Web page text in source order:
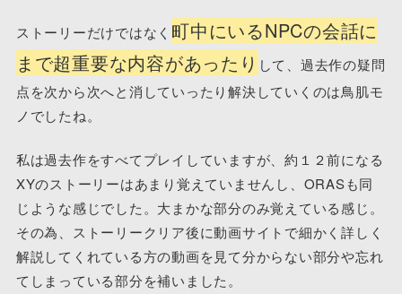
ストーリーだけではなく 町中にいるNPCの会話に
まで超重要な内容があったり して、過去作の疑問
点を次から次へと消していったり解決していくのは鳥肌モ
ノでしたね。
私は過去作をすべてプレイしていますが、約１２前になる
XYのストーリーはあまり覚えていませんし、ORASも同
じような感じでした。大まかな部分のみ覚えている感じ。
その為、ストーリークリア後に動画サイトで細かく詳しく
解説してくれている方の動画を見て分からない部分や忘れ
てしまっている部分を補いました。